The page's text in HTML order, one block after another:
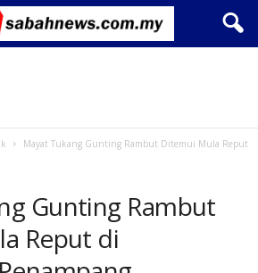
Mayat Tukang Gunting Rambut Ditemui Mula Reput
Gunting Rambut
Reput di